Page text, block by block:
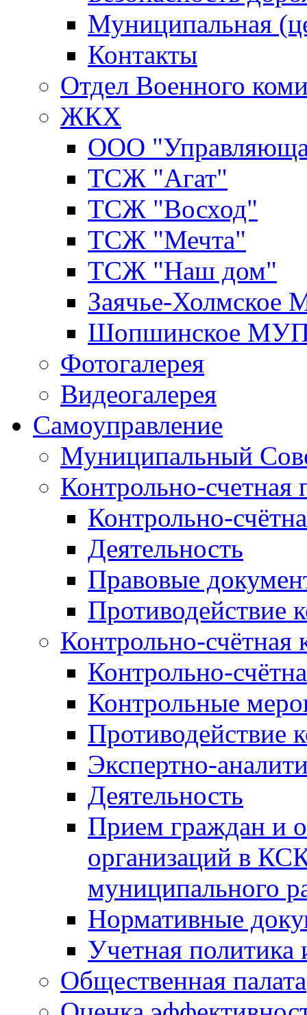
Муниципальная
Контакты
Отдел Военного
ЖКХ
ООО
ТСЖ "Агат"
ТСЖ "Восход"
ТСЖ "Мечта"
ТСЖ "Наш дом"
Заячье-
Шопшинское
Фотогалерея
Видеогалерея
Самоуправление
Муниципальный
Контрольно-счетная
Контрольно-
Деятельность
Правовые
Противодействие
Контрольно-счётная
Контрольно-
Контрольные
Противодействие
Экспертно-
Деятельность
Прием граждан и
организаций в
муниципального
Нормативные
Учетная политика
Общественная палата